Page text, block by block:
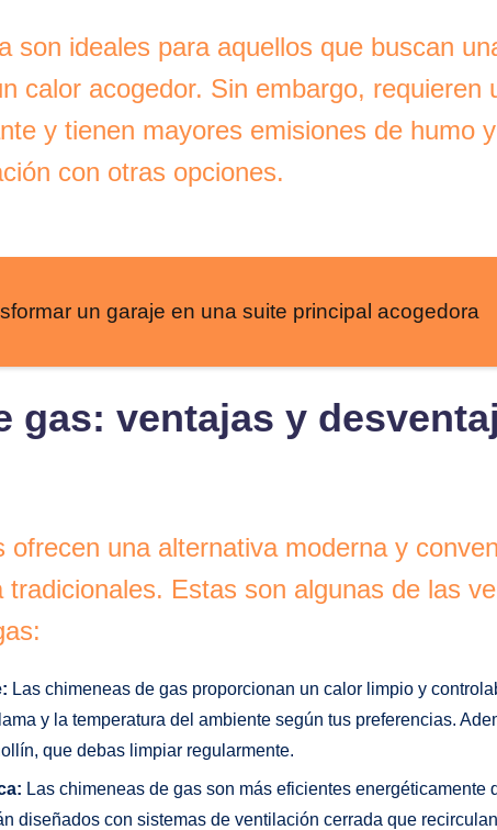
son ideales para aquellos que buscan
calor acogedor. Sin embargo, requieren
y tienen mayores emisiones de humo y
con otras opciones.
un garaje en una suite principal acogedora
gas: ventajas y
ofrecen una alternativa moderna y
tradicionales. Estas son algunas de las
Las chimeneas de gas proporcionan un calor limpio y
y la temperatura del ambiente según tus preferencias.
que debas limpiar regularmente.
Las chimeneas de gas son más eficientes energéticamente
diseñados con sistemas de ventilación cerrada que